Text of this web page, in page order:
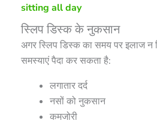
sitting all day
स्लिप डिस्क के नुकसान
अगर स्लिप डिस्क का समय पर इलाज न
समस्याएं पैदा कर सकता है:
लगातार दर्द
नसों को नुकसान
कमजोरी